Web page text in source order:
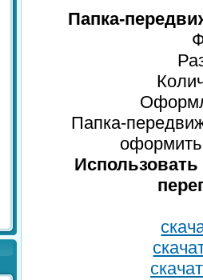
Папка-
Папка-